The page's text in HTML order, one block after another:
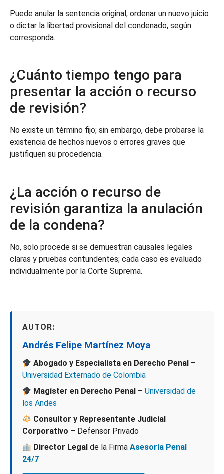
Puede anular la sentencia original, ordenar un nuevo juicio
o dictar la libertad provisional del condenado, según
corresponda.
¿Cuánto tiempo tengo para
presentar la acción o recurso
de revisión?
No existe un término fijo; sin embargo, debe probarse la
existencia de hechos nuevos o errores graves que
justifiquen su procedencia.
¿La acción o recurso de
revisión garantiza la anulación
de la condena?
No, solo procede si se demuestran causales legales
claras y pruebas contundentes; cada caso es evaluado
individualmente por la Corte Suprema.
AUTOR:
Andrés Felipe Martínez Moya
Abogado y Especialista en Derecho Penal –
Universidad Externado de Colombia
Magíster en Derecho Penal –Universidad de
los Andes
Consultor y Representante Judicial
Corporativo – Defensor Privado
Director Legal de la FirmaAsesoría Penal
24/7